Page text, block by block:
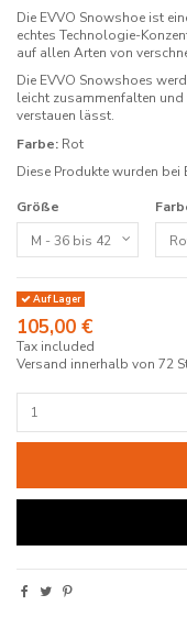
Die EVVO Snowshoe ist
echtes Technologie-
auf allen Arten von
Die EVVO Snowshoes
leicht zusammenfalten
verstauen lässt.
Farbe: Rot
Diese Produkte wurden bei
Größe
Auf Lager
105,00 €
Tax included
Versand innerhalb von 72